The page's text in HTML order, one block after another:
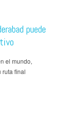
puede
el mundo,
ruta final